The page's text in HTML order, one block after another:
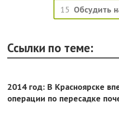
15 Обсудить
Ссылки по теме:
2014 год: В Красноярске
операции по пересадке